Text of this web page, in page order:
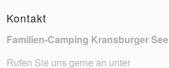
Kontakt
Familien-Camping Kransburger See
Rufen Sie uns gerne an unter